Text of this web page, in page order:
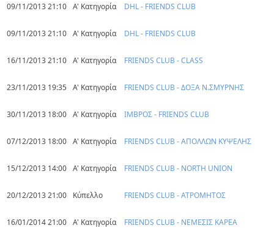
09/11/2013 21:10 Α' Κατηγορία DHL - FRIENDS CLUB
09/11/2013 21:10 Α' Κατηγορία DHL - FRIENDS CLUB
16/11/2013 21:10 Α' Κατηγορία FRIENDS CLUB - CLASS
23/11/2013 19:35 Α' Κατηγορία FRIENDS CLUB - ΔΟΞΑ Ν.ΣΜΥΡΝΗΣ
30/11/2013 18:00 Α' Κατηγορία ΙΜΒΡΟΣ - FRIENDS CLUB
07/12/2013 18:00 Α' Κατηγορία FRIENDS CLUB - ΑΠΟΛΛΩΝ ΚΥΨΕΛΗΣ
15/12/2013 14:00 Α' Κατηγορία FRIENDS CLUB - NORTH UNION
20/12/2013 21:00 Κύπελλο FRIENDS CLUB - ΑΤΡΟΜΗΤΟΣ
16/01/2014 21:00 Α' Κατηγορία FRIENDS CLUB - ΝΕΜΕΣΙΣ ΚΑΡΕΑ